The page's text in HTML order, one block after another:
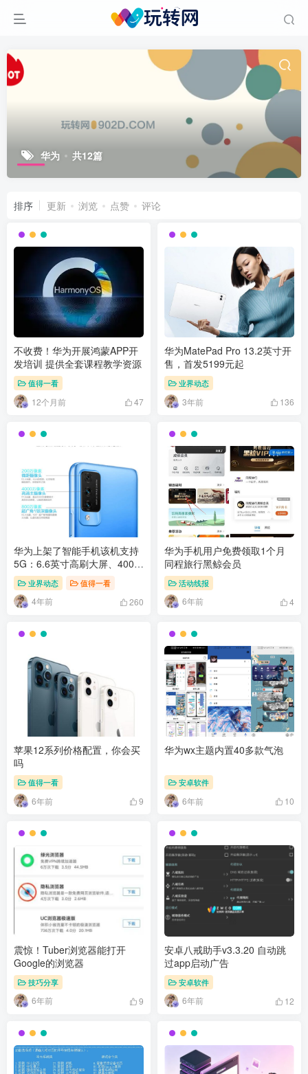
华为 共12篇
排序 更新 浏览 点赞 评论
不收费！华为开展鸿蒙APP开
发培训 提供全套课程教学资源
值得一看
12个月前 47
华为MatePad Pro 13.2英寸开
售，首发5199元起
业界动态
3年前 136
华为上架了智能手机该机支持
5G：6.6英寸高刷大屏、4000
万超感光夜拍、40W快充
业界动态 值得一看
4年前 260
华为手机用户免费领取1个月
同程旅行黑鲸会员
活动线报
6年前 4
苹果12系列价格配置，你会买
吗
值得一看
6年前 9
华为wx主题内置40多款气泡
安卓软件
6年前 10
震惊！Tuber浏览器能打开
Google的浏览器
技巧分享
6年前 9
安卓八戒助手v3.3.20 自动跳
过app启动广告
安卓软件
6年前 12